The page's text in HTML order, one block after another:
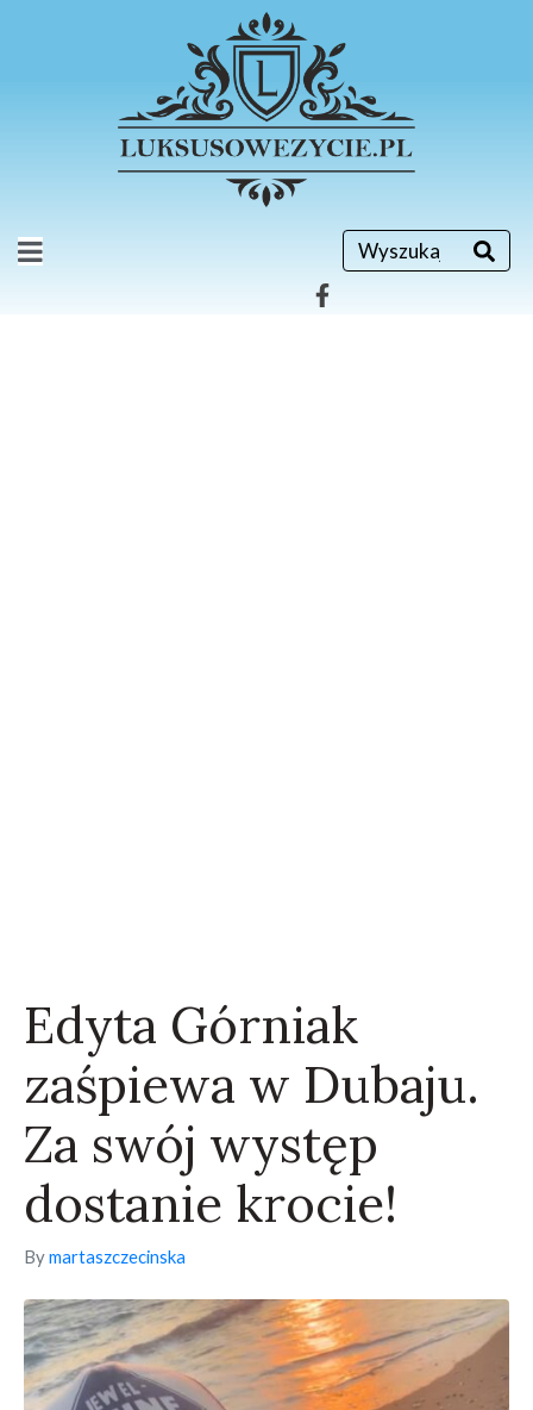
Edyta Górniak
zaśpiewa w Dubaju.
Za swój występ
dostanie krocie!
Bymartaszczecinska